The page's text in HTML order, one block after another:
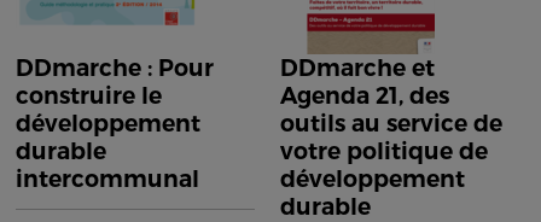
DDmarche : Pour
construire le
développement
durable
intercommunal
DDmarche et
Agenda 21, des
outils au service de
votre politique de
développement
durable